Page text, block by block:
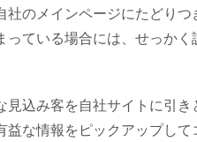
社のメインページにたどり
ている場合には、せっか
込み客を自社サイトに引き
益な情報をピックアップし